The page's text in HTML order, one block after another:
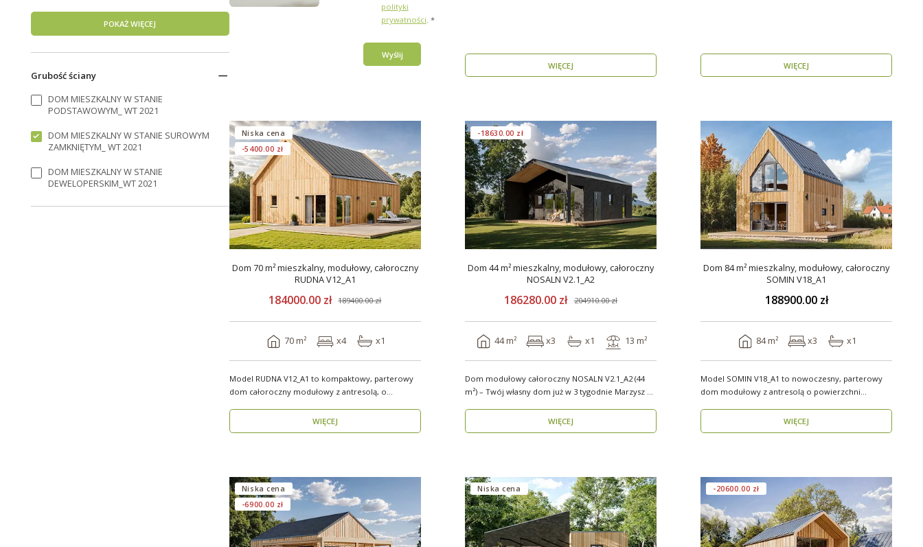
POKAŻ WIĘCEJ
Grubość ściany
DOM MIESZKALNY W STANIE
PODSTAWOWYM_ WT 2021
DOM MIESZKALNY W STANIE SUROWYM
ZAMKNIĘTYM_ WT 2021
DOM MIESZKALNY W STANIE
DEWELOPERSKIM_WT 2021
polityki
prywatności . *
Wyślij
WIĘCEJ WIĘCEJ
Niska cena
-5400.00 zł
Dom 70 m² mieszkalny, modułowy, całoroczny
RUDNA V12_A1
184000.00 zł 189400.00 zł
70 m² x4 x1
Model RUDNA V12_A1 to kompaktowy, parterowy
dom całoroczny modułowy z antresolą, o
WIĘCEJ
-18630.00 zł
Dom 44 m² mieszkalny, modułowy, całoroczny
NOSALN V2.1_A2
186280.00 zł 204910.00 zł
44 m² x3 x1 13 m²
Dom modułowy całoroczny NOSALN V2.1_A2 (44
m²) – Twój własny dom już w 3 tygodnie Marzysz o
WIĘCEJ
Dom 84 m² mieszkalny, modułowy, całoroczny
SOMIN V18_A1
188900.00 zł
84 m² x3 x1
Model SOMIN V18_A1 to nowoczesny, parterowy
dom modułowy z antresolą o powierzchni
WIĘCEJ
Niska cena
-6900.00 zł
Niska cena -20600.00 zł